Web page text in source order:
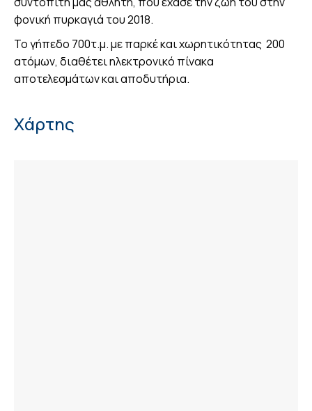
φονική πυρκαγιά του 2018.
Το γήπεδο 700τ.μ. με παρκέ και χωρητικότητας 200
ατόμων, διαθέτει ηλεκτρονικό πίνακα
αποτελεσμάτων και αποδυτήρια.
Χάρτης